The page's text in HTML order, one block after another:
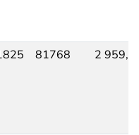
81768 2 959,5